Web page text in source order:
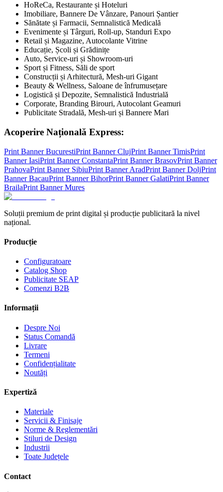
HoReCa, Restaurante și Hoteluri
Imobiliare, Bannere De Vânzare, Panouri Șantier
Sănătate și Farmacii, Semnalistică Medicală
Evenimente și Târguri, Roll-up, Standuri Expo
Retail și Magazine, Autocolante Vitrine
Educație, Școli și Grădinițe
Auto, Service-uri și Showroom-uri
Sport și Fitness, Săli de sport
Construcții și Arhitectură, Mesh-uri Gigant
Beauty & Wellness, Saloane de înfrumusețare
Logistică și Depozite, Semnalistică Industrială
Corporate, Branding Birouri, Autocolant Geamuri
Publicitate Stradală, Mesh-uri și Bannere Mari
Acoperire Națională Express:
Print BannerBucurestiPrint BannerClujPrint BannerTimisPrint
BannerIasiPrint BannerConstantaPrint BannerBrasovPrint Banner
PrahovaPrint Banner SibiuPrint BannerAradPrint BannerDoljPrint
BannerBacauPrint BannerBihorPrint BannerGalatiPrint Banner
BrailaPrint BannerMures
Soluții premium de print digital și producție publicitară la nivel
național.
Producție
Configuratoare
Catalog Shop
Publicitate SEAP
Comenzi B2B
Informații
Despre Noi
Status Comandă
Livrare
Termeni
Confidențialitate
Noutăți
Expertiză
Materiale
Servicii & Finisaje
Norme & Reglementări
Stiluri de Design
Industrii
Toate Județele
Contact